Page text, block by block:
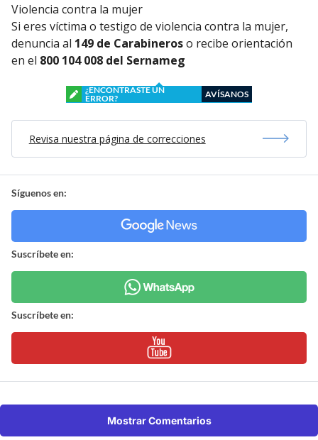
Violencia contra la mujer
Si eres víctima o testigo de violencia contra la mujer,
denuncia al 149 de Carabineroso recibe orientación
en el 800 104 008 del Sernameg
¿ENCONTRASTE UN
ERROR?
AVÍSANOS
Revisa nuestra página de correcciones
Síguenos en:
Suscríbete en:
Suscríbete en:
Mostrar Comentarios